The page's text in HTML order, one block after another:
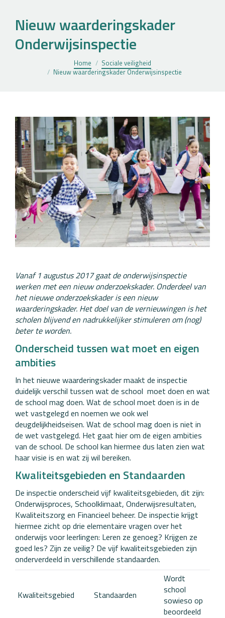
Nieuw waarderingskader
Onderwijsinspectie
Home
Sociale veiligheid
Nieuw waarderingskader Onderwijsinspectie
Vanaf 1 augustus 2017 gaat de onderwijsinspectie
werken met een nieuw onderzoekskader. Onderdeel van
het nieuwe onderzoekskader is een nieuw
waarderingskader. Het doel van de vernieuwingen is het
scholen blijvend en nadrukkelijker stimuleren om (nog)
beter te worden.
Onderscheid tussen wat moet en eigen
ambities
In het nieuwe waarderingskader maakt de inspectie
duidelijk verschil tussen wat de school moet doen en wat
de school mag doen. Wat de school moet doen is in de
wet vastgelegd en noemen we ook wel
deugdelijkheidseisen. Wat de school mag doen is niet in
de wet vastgelegd. Het gaat hier om de eigen ambities
van de school. De school kan hiermee dus laten zien wat
haar visie is en wat zij wil bereiken.
Kwaliteitsgebieden en Standaarden
De inspectie onderscheid vijf kwaliteitsgebieden, dit zijn:
Onderwijsproces, Schoolklimaat, Onderwijsresultaten,
Kwaliteitszorg en Financieel beheer. De inspectie krijgt
hiermee zicht op drie elementaire vragen over het
onderwijs voor leerlingen: Leren ze genoeg? Krijgen ze
goed les? Zijn ze veilig? De vijf kwaliteitsgebieden zijn
onderverdeeld in verschillende standaarden.
Kwaliteitsgebied Standaarden
Wordt
school
sowieso op
beoordeeld